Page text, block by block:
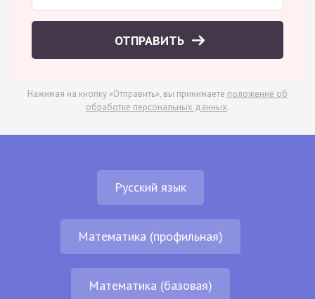
ОТПРАВИТЬ
Нажимая на кнопку «Отправить», вы принимаете положение об
обработке персональных данных.
Русский язык
Математика (профильная)
Математика (базовая)